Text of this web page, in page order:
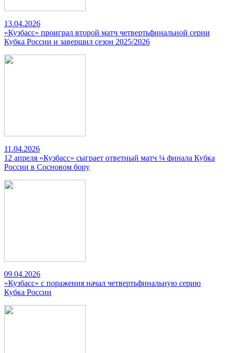
13.04.2026
«Кузбасс» проиграл второй матч четвертьфинальной серии
Кубка России и завершил сезон 2025/2026
11.04.2026
12 апреля «Кузбасс» сыграет ответный матч ¼ финала Кубка
России в Сосновом бору
09.04.2026
«Кузбасс» с поражения начал четвертьфинальную серию
Кубка России